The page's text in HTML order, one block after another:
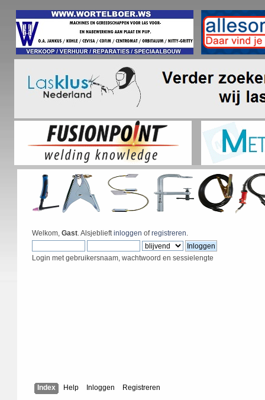
Welkom, Gast. Alsjeblieftinloggen ofregistreren.
Login met gebruikersnaam, wachtwoord en sessielengte
Index Help Inloggen Registreren